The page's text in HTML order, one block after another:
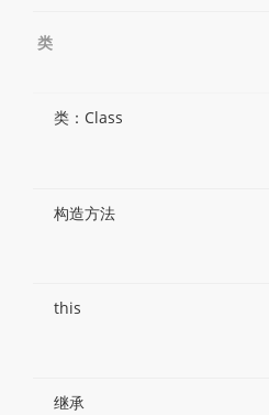
类
类：Class
构造方法
this
继承